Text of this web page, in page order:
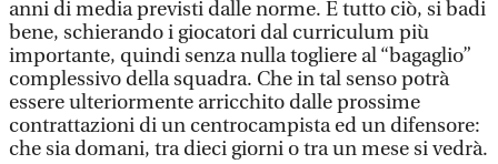
anni di media previsti dalle norme. E tutto ciò, si badi
bene, schierando i giocatori dal curriculum più
importante, quindi senza nulla togliere al “bagaglio”
complessivo della squadra. Che in tal senso potrà
essere ulteriormente arricchito dalle prossime
contrattazioni di un centrocampista ed un difensore:
che sia domani, tra dieci giorni o tra un mese si vedrà.